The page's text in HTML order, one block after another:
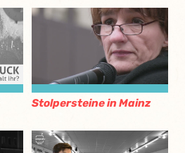
Stolpersteine in Mainz